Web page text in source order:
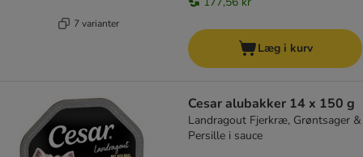
7 varianter
Læg i kurv
Cesar alubakker 14 x 150 g
Landragout Fjerkræ, Grøntsager &
Persille i sauce